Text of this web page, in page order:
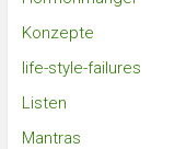
Konzepte
life-style-failures
Listen
Mantras